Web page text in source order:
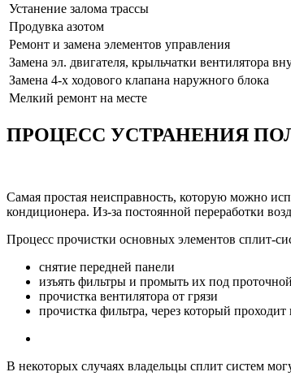
Устанение залома трассы
Продувка азотом
Ремонт и замена элементов управления
Замена эл. двигателя, крыльчатки вентилятора
Замена 4-х ходового клапана наружного блока
Мелкий ремонт на месте
ПРОЦЕСС УСТРАНЕНИЯ
Самая простая неисправность, которую можно
кондиционера. Из-за постоянной переработки
Процесс прочистки основных элементов сплит-
снятие передней панели
изъять фильтры и промыть их под
прочистка вентилятора от грязи
прочистка фильтра, через который проходит
В некоторых случаях владельцы сплит систем